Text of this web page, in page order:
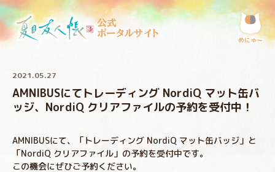
公式
ポータルサイト
めにゅ〜
2021.05.27
AMNIBUSにてトレーディング NordiQ マット缶バ
ッジ、NordiQ クリアファイルの予約を受付中！
AMNIBUSにて、「トレーディング NordiQ マット缶バッジ」と
「NordiQ クリアファイル」の予約を受付中です。
この機会にぜひご予約ください。